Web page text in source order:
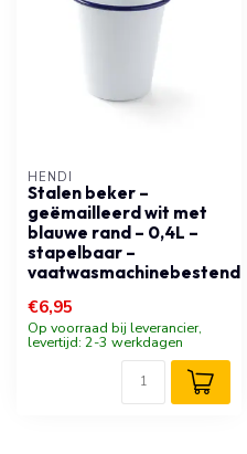
HENDI
Stalen beker –
geëmailleerd wit met
blauwe rand – 0,4L –
stapelbaar –
vaatwasmachinebestendig
€6,95
Op voorraad bij leverancier,
levertijd: 2-3 werkdagen